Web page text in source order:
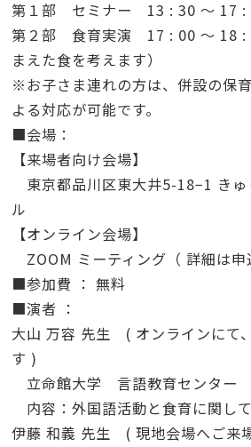
第１部 セミナー 13 : 30 〜 17 :
第２部 食育実演 17 : 00 〜 18 :
まえた食を考えます）
※お子さま連れの方は、併設の保
よる対応が可能です。
■会場：
【来場者向け会場】
東京都品川区東大井5-18−1 きゅ
ル
【オンライン会場】
ZOOM ミーティング（ 詳細は申
■参加費 ： 無料
■演者 ：
大山 万容 先生 ( オンラインにて
す )
立命館大学 言語教育センター
内容：外国語活動と食育に関して
伊藤 和義 先生 ( 現地会場へご来